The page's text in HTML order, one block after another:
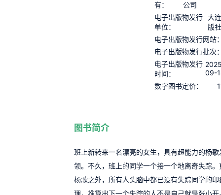
有：
公司
电子出版物发行
单位：
大
版社
电子出版物发行网站
电子出版物发行批次
电子出版物发行
时间：
09-
数字图书定价：
图书简介
班上新转来一名漂亮的女生，具有超能力的杨
领。不久，班上的同学一个接一个地离奇失踪
杨歌之外，所有人头脑中都已没有失踪同学的
理，推算出下一个失踪的人不是自己就是张小